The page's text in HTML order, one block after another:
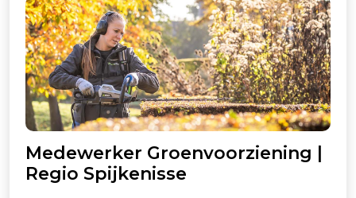
Medewerker Groenvoorziening |
Regio Spijkenisse